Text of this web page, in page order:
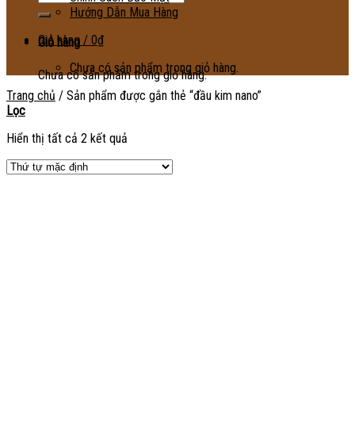
kiếm:
Giỏ hàng
Chưa có sản phẩm trong giỏ hàng.
Hướng Dẫn Mua Hàng
Giỏ hàng / 0₫
Chưa có sản phẩm trong giỏ hàng.
Trang chủ / Sản phẩm được gắn thẻ “đầu kim nano”
Lọc
Hiển thị tất cả 2 kết quả